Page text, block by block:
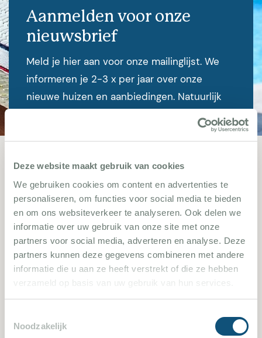
Deze website maakt gebruik van cookies
We gebruiken cookies om content en advertenties te
personaliseren, om functies voor social media te bieden
en om ons websiteverkeer te analyseren. Ook delen we
informatie over uw gebruik van onze site met onze
partners voor social media, adverteren en analyse. Deze
partners kunnen deze gegevens combineren met andere
informatie die u aan ze heeft verstrekt of die ze hebben
verzameld op basis van uw gebruik van hun services.
Noodzakelijk
Aanmelden voor onze
nieuwsbrief
Meld je hier aan voor onze mailinglijst. We
informeren je 2-3 x per jaar over onze
nieuwe huizen en aanbiedingen. Natuurlijk